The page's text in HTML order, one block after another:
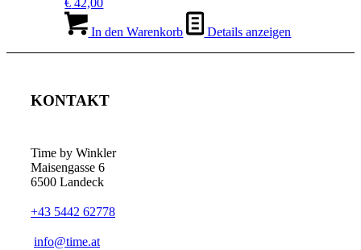
In den Warenkorb Details anzeigen
KONTAKT
Time by Winkler
Maisengasse 6
6500 Landeck
+43 5442 62778
­info@time.at